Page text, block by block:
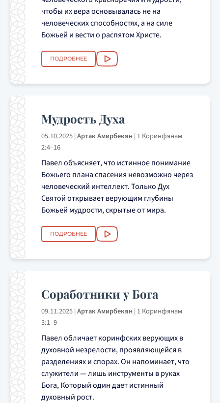
чтобы их вера основывалась не на
человеческих способностях, а на силе
Божьей и вести о распятом Христе.
ПОДРОБНЕЕ
Мудрость Духа
05.10.2025|Артак Амирбекян|1 Коринфянам
2:4–16
Павел объясняет, что истинное понимание
Божьего плана спасения невозможно через
человеческий интеллект. Только Дух
Святой открывает верующим глубины
Божьей мудрости, скрытые от мира.
ПОДРОБНЕЕ
Соработники у Бога
09.11.2025|Артак Амирбекян|1 Коринфянам
3:1–9
Павел обличает коринфских верующих в
духовной незрелости, проявляющейся в
разделениях и спорах. Он напоминает, что
служители — лишь инструменты в руках
Бога, Который один дает истинный
духовный рост.